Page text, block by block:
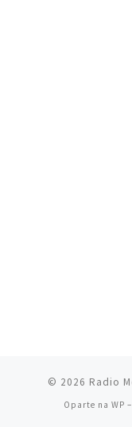
© 2026 Radio
Oparte na WP